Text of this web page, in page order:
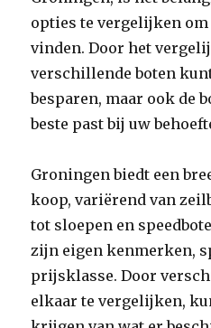
opties te vergelijken om
vinden. Door het
verschillende boten
besparen, maar ook de
beste past bij uw
Groningen biedt een
koop, variërend van
tot sloepen en
zijn eigen kenmerken,
prijsklasse. Door
elkaar te vergelijken,